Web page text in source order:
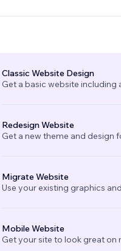
Classic Website Design
Get a basic website including
Redesign Website
Get a new theme and design
Migrate Website
Use your existing graphics
Mobile Website
Get your site to look great on